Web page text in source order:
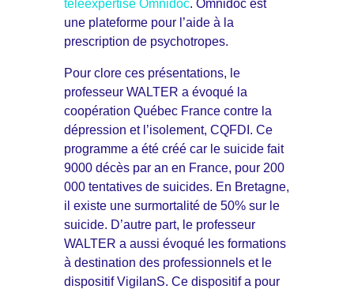
téléexpertise Omnidoc. Omnidoc est
une plateforme pour l’aide à la
prescription de psychotropes.
Pour clore ces présentations, le
professeur WALTER a évoqué la
coopération Québec France contre la
dépression et l’isolement, CQFDI. Ce
programme a été créé car le suicide fait
9000 décès par an en France, pour 200
000 tentatives de suicides. En Bretagne,
il existe une surmortalité de 50% sur le
suicide. D’autre part, le professeur
WALTER a aussi évoqué les formations
à destination des professionnels et le
dispositif VigilanS. Ce dispositif a pour